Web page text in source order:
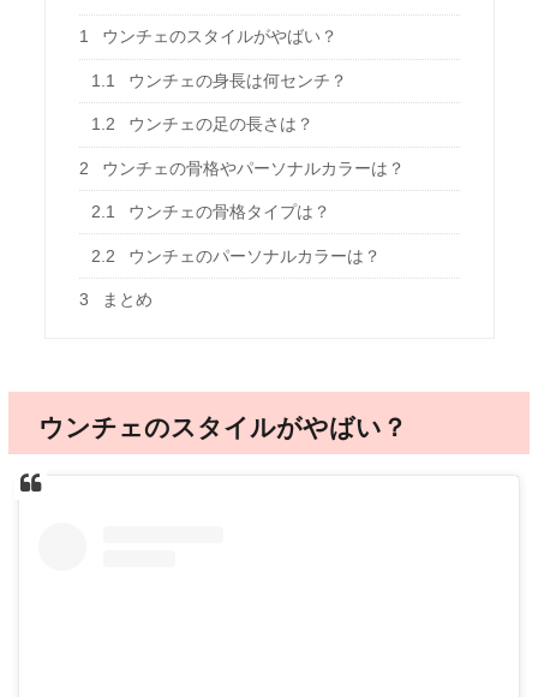
1 ウンチェのスタイルがやばい？
1.1 ウンチェの身長は何センチ？
1.2 ウンチェの足の長さは？
2 ウンチェの骨格やパーソナルカラーは？
2.1 ウンチェの骨格タイプは？
2.2 ウンチェのパーソナルカラーは？
3 まとめ
ウンチェのスタイルがやばい？